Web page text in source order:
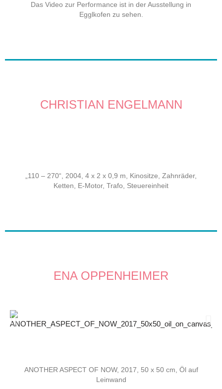
Das Video zur Performance ist in der Ausstellung in
Egglkofen zu sehen.
CHRISTIAN ENGELMANN
„110 – 270“, 2004, 4 x 2 x 0,9 m, Kinositze, Zahnräder,
Ketten, E-Motor, Trafo, Steuereinheit
ENA OPPENHEIMER
ANOTHER ASPECT OF NOW, 2017, 50 x 50 cm, Öl auf
Leinwand